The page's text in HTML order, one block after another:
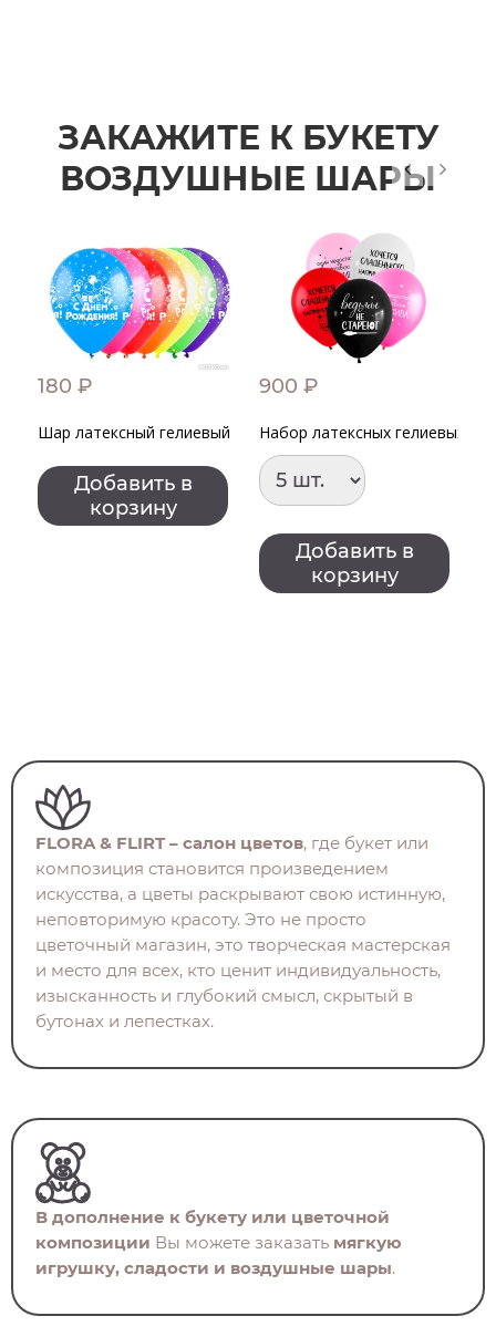
ЗАКАЖИТЕ К БУКЕТУ
ВОЗДУШНЫЕ ШАРЫ
180 ₽
Шар латексный гелиевый
Добавить в
корзину
900 ₽
Набор латексных гелиевых
Добавить в
корзину
FLORA & FLIRT – салон цветов, где букет или
композиция становится произведением
искусства, а цветы раскрывают свою истинную,
неповторимую красоту. Это не просто
цветочный магазин, это творческая мастерская
и место для всех, кто ценит индивидуальность,
изысканность и глубокий смысл, скрытый в
бутонах и лепестках.
В дополнение к букету или цветочной
композиции Вы можете заказать мягкую
игрушку, сладости и воздушные шары.